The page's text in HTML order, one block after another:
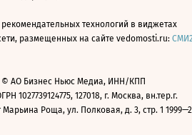
технологий в виджетах
размещенных на сайте vedomosti.ru:
АО Бизнес Ньюс Медиа, ИНН/КПП
1027739124775, 127018, г. Москва, вн.тер.г.
Роща, ул. Полковая, д. 3, стр. 1